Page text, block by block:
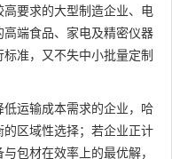
要求的大型制造企业、电
端食品、家电及精密仪器
准，又不失中小批量定制
运输成本需求的企业，哈
区域性选择；若企业正计
包材在效率上的最优解，